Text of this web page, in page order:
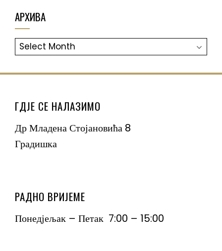
АРХИВА
АРХИВА
ГДЈЕ СЕ НАЛАЗИМО
Др Младена Стојановића 8
Градишка
РАДНО ВРИЈЕМЕ
Понедјељак – Петак 7:00 – 15:00